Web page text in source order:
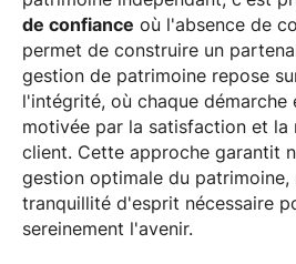
de confiance où l'absence de
permet de construire un
gestion de patrimoine repose
l'intégrité, où chaque démarche
motivée par la satisfaction et la
client. Cette approche garantit
gestion optimale du patrimoine,
tranquillité d'esprit nécessaire
sereinement l'avenir.